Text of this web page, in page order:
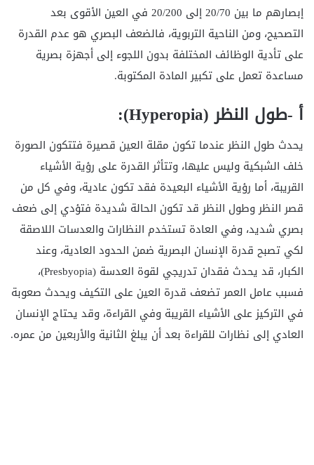
إبصارهم ما بين 20/70 إلى 20/200 في العين الأقوى بعد
التصحيح، ومن الناحية التربوية، فالضعف البصري هو عدم القدرة
على تأدية الوظائف المختلفة بدون اللجوء إلى أجهزة بصرية
مساعدة تعمل على تكبير المادة المكتوبة.
أ -طول النظر (Hyperopia
):
يحدث طول النظر عندما تكون مقلة العين قصيرة فتتكون الصورة
خلف الشبكية وليس عليها، وتتأثر القدرة على رؤية الأشياء
القريبة، أما رؤية الأشياء البعيدة فقد تكون عادية، وفي كل من
قصر النظر وطول النظر قد تكون الحالة شديدة فتؤدي إلى ضعف
بصري شديد، وفي العادة تستخدم النظارات والعدسات اللاصقة
لكي تصبح قدرة الإنسان البصرية ضمن الحدود العادية، وعند
الكبار، قد يحدث فقدان تدريجي لقوة العدسة (Presbyopia)،
فسبب عامل العمر تضعف قدرة العين على التكيف ويحدث صعوبة
في التركيز على الأشياء القريبة وفي القراءة، وقد يحتاج الإنسان
العادي إلى نظارات للقراءة بعد أن يبلغ الثانية والأربعين من عمره.